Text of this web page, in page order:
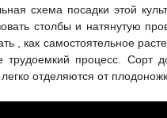
схема посадки этой
столбы и натянутую
, как самостоятельное
процесс. Сорт
отделяются от